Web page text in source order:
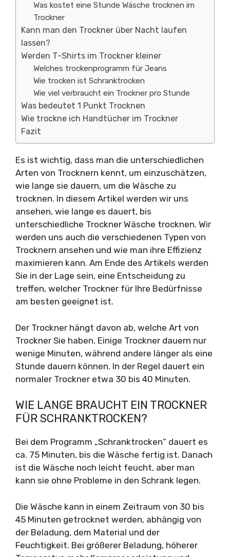
Was kostet eine Stunde Wäsche trocknen im
Trockner
Kann man den Trockner über Nacht laufen
lassen?
Werden T-Shirts im Trockner kleiner
Welches trockenprogramm für Jeans
Wie trocken ist Schranktrocken
Wie viel verbraucht ein Trockner pro Stunde
Was bedeutet 1 Punkt Trocknen
Wie trockne ich Handtücher im Trockner
Fazit
Es ist wichtig, dass man die unterschiedlichen
Arten von Trocknern kennt, um einzuschätzen,
wie lange sie dauern, um die Wäsche zu
trocknen. In diesem Artikel werden wir uns
ansehen, wie lange es dauert, bis
unterschiedliche Trockner Wäsche trocknen. Wir
werden uns auch die verschiedenen Typen von
Trocknern ansehen und wie man ihre Effizienz
maximieren kann. Am Ende des Artikels werden
Sie in der Lage sein, eine Entscheidung zu
treffen, welcher Trockner für Ihre Bedürfnisse
am besten geeignet ist.
Der Trockner hängt davon ab, welche Art von
Trockner Sie haben. Einige Trockner dauern nur
wenige Minuten, während andere länger als eine
Stunde dauern können. In der Regel dauert ein
normaler Trockner etwa 30 bis 40 Minuten.
WIE LANGE BRAUCHT EIN TROCKNER
FÜR SCHRANKTROCKEN?
Bei dem Programm „Schranktrocken“ dauert es
ca. 75 Minuten, bis die Wäsche fertig ist. Danach
ist die Wäsche noch leicht feucht, aber man
kann sie ohne Probleme in den Schrank legen.
Die Wäsche kann in einem Zeitraum von 30 bis
45 Minuten getrocknet werden, abhängig von
der Beladung, dem Material und der
Feuchtigkeit. Bei größerer Beladung, höherer